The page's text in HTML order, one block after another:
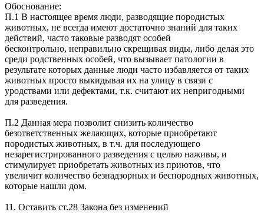
Обоснование:
П.1 В настоящее время люди, разводящие породистых
животных, не всегда имеют достаточно знаний для таких
действий, часто таковые разводят особей
бесконтрольно, неправильно скрещивая виды, либо делая это
среди родственных особей, что вызывает патологии в
результате которых данные люди часто избавляется от таких
животных просто выкидывая их на улицу в связи с
уродствами или дефектами, т.к. считают их непригодными
для разведения.
П.2 Данная мера позволит снизить количество
безответственных желающих, которые приобретают
породистых животных, в т.ч. для последующего
незарегистрированного разведения с целью наживы, и
стимулирует приобретать животных из приютов, что
увеличит количество безнадзорных и беспородных животных,
которые нашли дом.
11. Оставить ст.28 Закона без изменений